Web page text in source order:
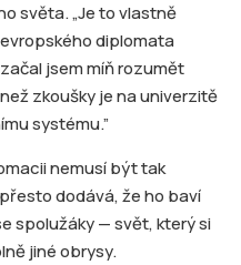
světa. „Je to vlastně
diplomata
jsem míň rozumět
zkoušky je na univerzitě
systému.”
nemusí být tak
dodává, že ho baví
spolužáky — svět, který si
jiné obrysy.